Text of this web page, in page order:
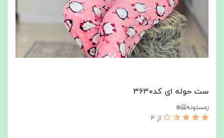
ست حوله ای کد۳۶۳۰
زمستونه🥶❄️
از 4